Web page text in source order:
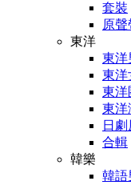
套裝
原聲
東洋
東洋
東洋
東洋
東洋
日
合輯
韓樂
韓語